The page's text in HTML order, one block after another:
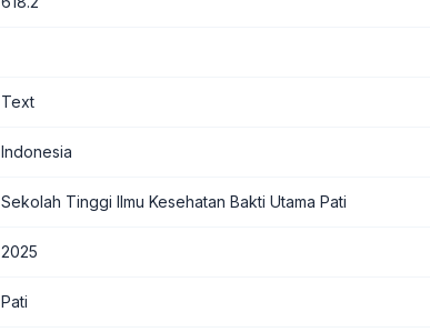
Text
Indonesia
Sekolah Tinggi Ilmu Kesehatan Bakti Utama Pati
2025
Pati